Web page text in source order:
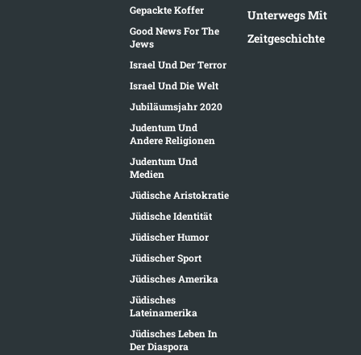
Gepackte Koffer
Good News For The
Jews
Israel Und Der Terror
Israel Und Die Welt
Jubiläumsjahr 2020
Judentum Und
Andere Religionen
Judentum Und
Medien
Jüdische Aristokratie
Jüdische Identität
Jüdischer Humor
Jüdischer Sport
Jüdisches Amerika
Jüdisches
Lateinamerika
Jüdisches Leben In
Der Diaspora
Unterwegs Mit
Zeitgeschichte